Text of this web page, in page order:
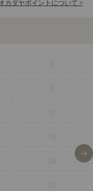
カダヤポイントについて >